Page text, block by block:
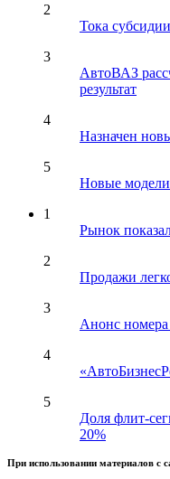
2
Тока
3
АвтоВАЗ
результат
4
Назначен
5
Новые
1
Рынок
2
Продажи
3
Анонс
4
5
Доля флит-
20%
При использовании материалов с